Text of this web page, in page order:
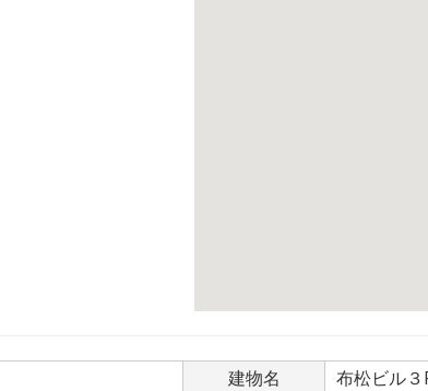
建物名
布松ビル３